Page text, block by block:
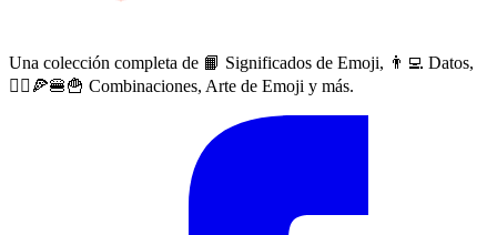
Una colección completa de 📙 Significados de Emoji, 👨‍💻 Datos,
🙅‍♀️🍕🍔🍟 Combinaciones, Arte de Emoji y más.